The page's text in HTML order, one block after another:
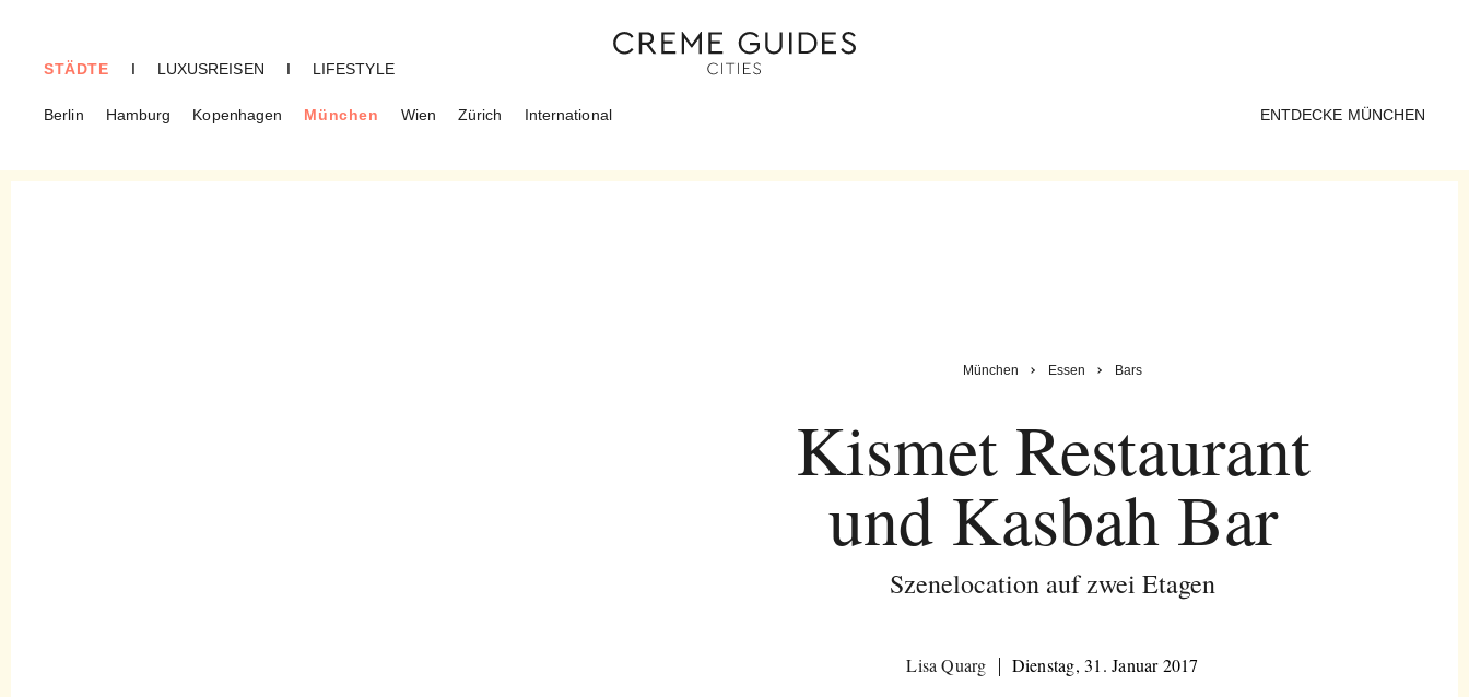
STÄDTE
Berlin Hamburg Kopenhagen München Wien Zürich International
I LUXUSREISEN I LIFESTYLE
ENTDECKE MÜNCHEN
München Essen Bars
Kismet Restaurant
und Kasbah Bar
Szenelocation auf zwei Etagen
Lisa Quarg Dienstag, 31. Januar 2017